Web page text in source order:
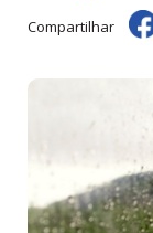
Compartilhar